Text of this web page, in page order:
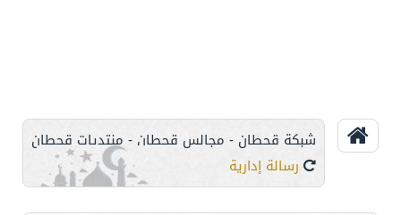
شبكة قحطان - مجالس قحطان - منتديات قحطان
رسالة إدارية